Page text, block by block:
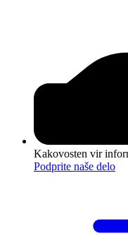
Kakovosten vir
Podprite naše delo